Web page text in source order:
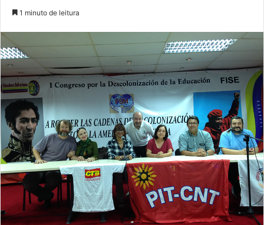
1 minuto de leitura